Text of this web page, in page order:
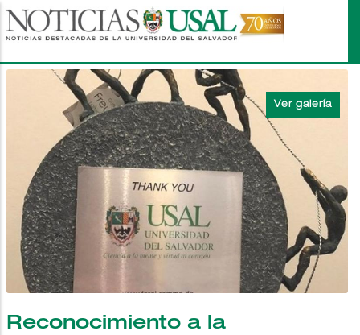
Pasar
al
principal
Reconocimiento a la